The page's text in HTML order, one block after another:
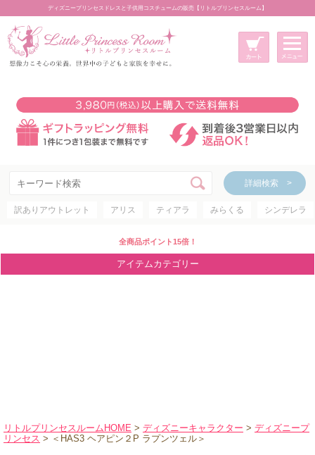
ディズニープリンセスドレスと子供用コスチュームの販売【リトルプリンセスルーム】
詳細検索 >
訳ありアウトレット アリス ティアラ みらくる シンデレラ
全商品ポイント15倍！
アイテムカテゴリー
リトルプリンセスルームHOME > ディズニーキャラクター > ディズニープ
リンセス > ＜HAS3 ヘアピン２P ラプンツェル＞
新規会員登録
マイページ
カート
詳細検索 >
アイテムカテゴリー
ディズニープリンセス
ディズニキャラクター
ブランド別に探す
アウトレット